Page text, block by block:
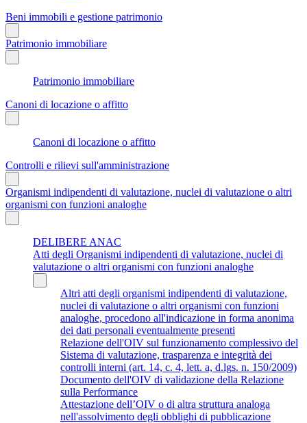
Beni immobili e gestione patrimonio
Patrimonio immobiliare
Patrimonio immobiliare
Canoni di locazione o affitto
Canoni di locazione o affitto
Controlli e rilievi sull'amministrazione
Organismi indipendenti di valutazione, nuclei di valutazione o altri
organismi con funzioni analoghe
DELIBERE ANAC
Atti degli Organismi indipendenti di valutazione, nuclei di
valutazione o altri organismi con funzioni analoghe
Altri atti degli organismi indipendenti di valutazione,
nuclei di valutazione o altri organismi con funzioni
analoghe, procedono all'indicazione in forma anonima
dei dati personali eventualmente presenti
Relazione dell'OIV sul funzionamento complessivo del
Sistema di valutazione, trasparenza e integrità dei
controlli interni (art. 14, c. 4, lett. a, d.lgs. n. 150/2009)
Documento dell'OIV di validazione della Relazione
sulla Performance
Attestazione dell’OIV o di altra struttura analoga
nell'assolvimento degli obblighi di pubblicazione